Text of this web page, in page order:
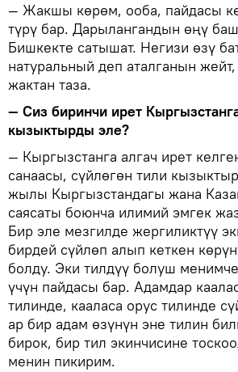
— Жакшы көрөм, ооба, пайдасы
түрү бар. Дарылангандын өңү
Бишкекте сатышат. Негизи өзү
натуральный деп аталганын
жактан таза.
— Сиз биринчи ирет
кызыктырды эле?
— Кыргызстанга алгач ирет
санаасы, сүйлөгөн тили
жылы Кыргызстандагы жана
саясаты боюнча илимий эмгек
Бир эле мезгилде жергиликтүү
бирдей сүйлөп алып кеткен
болду. Эки тилдүү болуш
үчүн пайдасы бар. Адамдар
тилинде, кааласа орус тилинде
ар бир адам өзүнүн эне тилин
бирок, бир тил экинчисине
менин пикирим.